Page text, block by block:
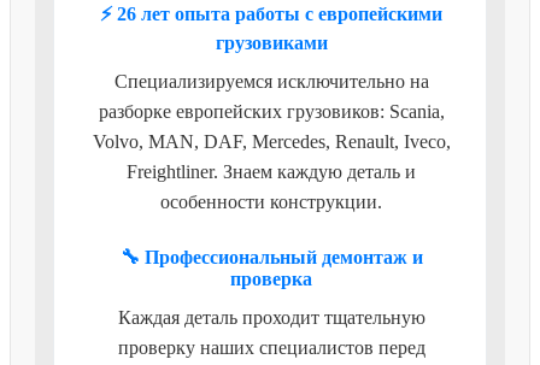
⚡ 26 лет опыта работы с европейскими
грузовиками
Специализируемся исключительно на
разборке европейских грузовиков: Scania,
Volvo, MAN, DAF, Mercedes, Renault, Iveco,
Freightliner. Знаем каждую деталь и
особенности конструкции.
🔧 Профессиональный демонтаж и
проверка
Каждая деталь проходит тщательную
проверку наших специалистов перед